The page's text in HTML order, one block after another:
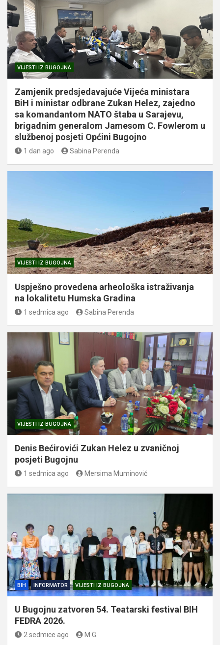
VIJESTI IZ BUGOJNA
Zamjenik predsjedavajuće Vijeća ministara
BiH i ministar odbrane Zukan Helez, zajedno
sa komandantom NATO štaba u Sarajevu,
brigadnim generalom Jamesom C. Fowlerom u
službenoj posjeti Općini Bugojno
1 dan ago Sabina Perenda
VIJESTI IZ BUGOJNA
Uspješno provedena arheološka istraživanja
na lokalitetu Humska Gradina
1 sedmica ago Sabina Perenda
VIJESTI IZ BUGOJNA
Denis Bećirovići Zukan Helez u zvaničnoj
posjeti Bugojnu
1 sedmica ago Mersima Muminović
BIH INFORMATOR VIJESTI IZ BUGOJNA
U Bugojnu zatvoren 54. Teatarski festival BIH
FEDRA 2026.
2 sedmice ago M.G.